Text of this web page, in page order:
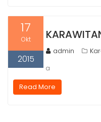
17
Okt
2015
admin
a
Read More